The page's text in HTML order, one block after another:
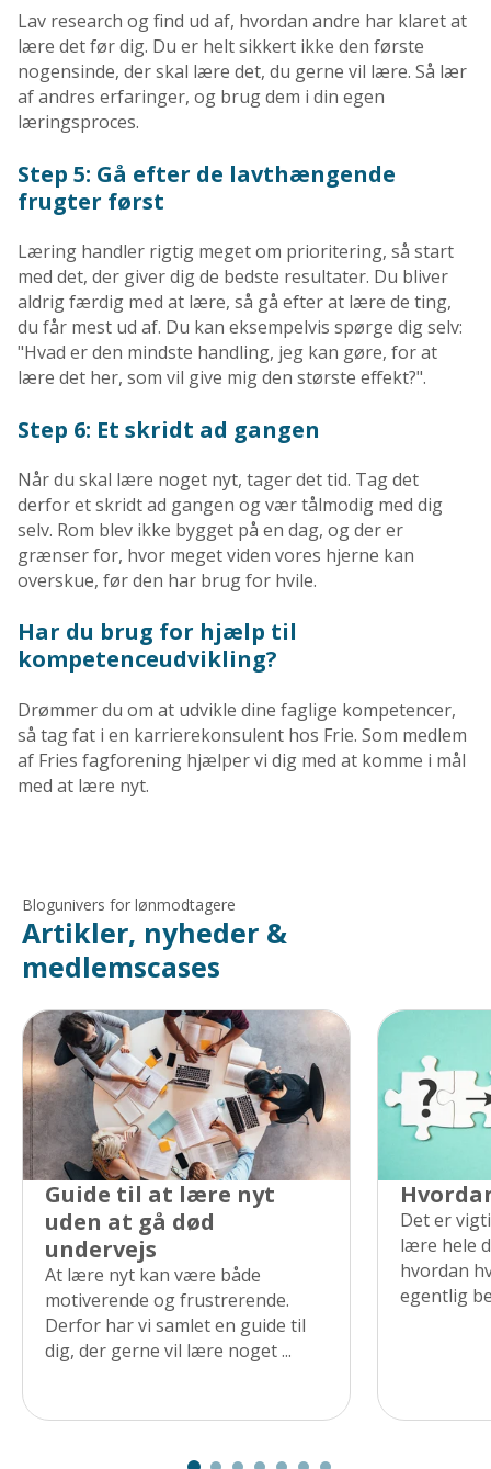
Lav research og find ud af, hvordan andre har klaret at
lære det før dig. Du er helt sikkert ikke den første
nogensinde, der skal lære det, du gerne vil lære. Så lær
af andres erfaringer, og brug dem i din egen
læringsproces.
Step 5: Gå efter de lavthængende
frugter først
Læring handler rigtig meget om prioritering, så start
med det, der giver dig de bedste resultater. Du bliver
aldrig færdig med at lære, så gå efter at lære de ting,
du får mest ud af. Du kan eksempelvis spørge dig selv:
"Hvad er den mindste handling, jeg kan gøre, for at
lære det her, som vil give mig den største effekt?".
Step 6: Et skridt ad gangen
Når du skal lære noget nyt, tager det tid. Tag det
derfor et skridt ad gangen og vær tålmodig med dig
selv. Rom blev ikke bygget på en dag, og der er
grænser for, hvor meget viden vores hjerne kan
overskue, før den har brug for hvile.
Har du brug for hjælp til
kompetenceudvikling?
Drømmer du om at udvikle dine faglige kompetencer,
så tag fat i en karrierekonsulent hos Frie. Som medlem
af Fries fagforening hjælper vi dig med at komme i mål
med at lære nyt.
Blogunivers for lønmodtagere
Artikler, nyheder &
medlemscases
Guide til at lære nyt
uden at gå død
undervejs
At lære nyt kan være både
motiverende og frustrerende.
Derfor har vi samlet en guide til
dig, der gerne vil lære noget ...
Det er
lære hele
hvordan
egentlig